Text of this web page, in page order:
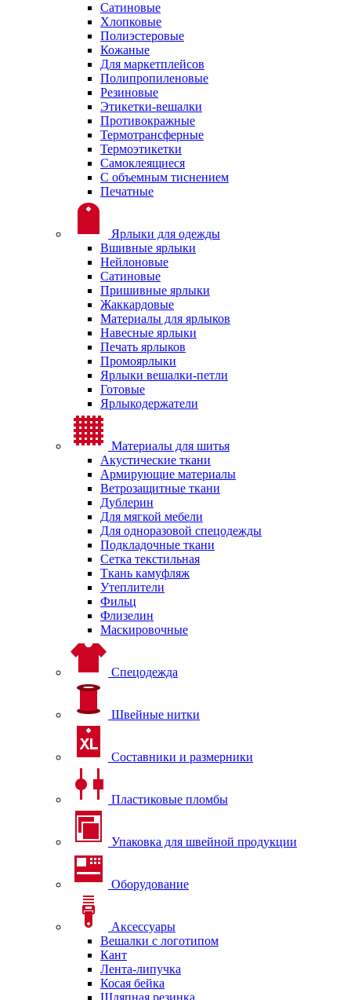
Сатиновые
Хлопковые
Полиэстеровые
Кожаные
Для маркетплейсов
Полипропиленовые
Резиновые
Этикетки-вешалки
Противокражные
Термотрансферные
Термоэтикетки
Самоклеящиеся
С объемным тиснением
Печатные
Ярлыки для одежды
Вшивные ярлыки
Нейлоновые
Сатиновые
Пришивные ярлыки
Жаккардовые
Материалы для ярлыков
Навесные ярлыки
Печать ярлыков
Промоярлыки
Ярлыки вешалки-петли
Готовые
Ярлыкодержатели
Материалы для шитья
Акустические ткани
Армирующие материалы
Ветрозащитные ткани
Дублерин
Для мягкой мебели
Для одноразовой спецодежды
Подкладочные ткани
Сетка текстильная
Ткань камуфляж
Утеплители
Фильц
Флизелин
Маскировочные
Спецодежда
Швейные нитки
Составники и размерники
Пластиковые пломбы
Упаковка для швейной продукции
Оборудование
Аксессуары
Вешалки с логотипом
Кант
Лента-липучка
Косая бейка
Шляпная резинка